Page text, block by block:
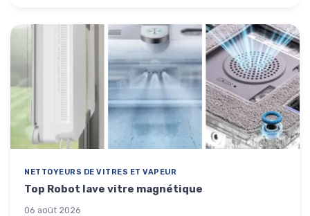
NETTOYEURS DE VITRES ET VAPEUR
Top Robot lave vitre magnétique
06 août 2026